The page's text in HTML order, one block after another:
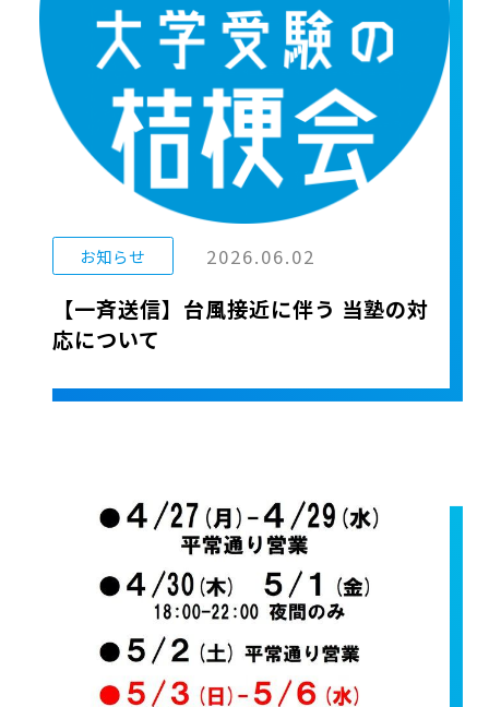
お知らせ 2026.06.02
【一斉送信】台風接近に伴う 当塾の対
応について